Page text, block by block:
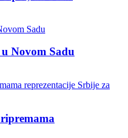
Novom Sadu